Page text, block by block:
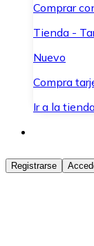
Comprar
Tienda -
Nuevo
Compra
Ir a la
Comprar
Compra
Vende tus
Registrarse